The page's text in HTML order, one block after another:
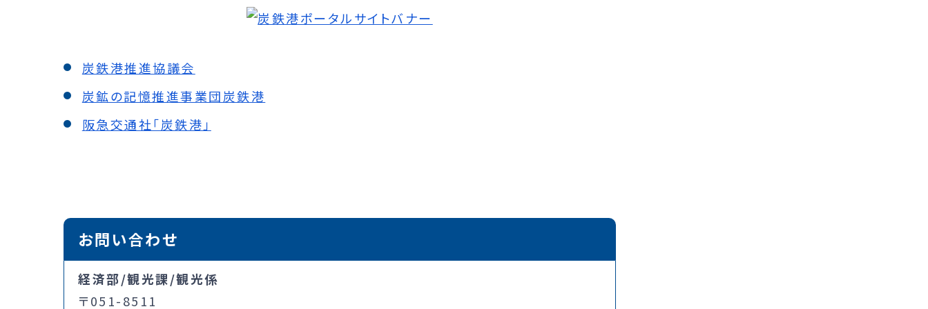
炭鉄港推進協議会
炭鉱の記憶推進事業団炭鉄港
阪急交通社「炭鉄港」
お問い合わせ
経済部/観光課/観光係
〒051-8511